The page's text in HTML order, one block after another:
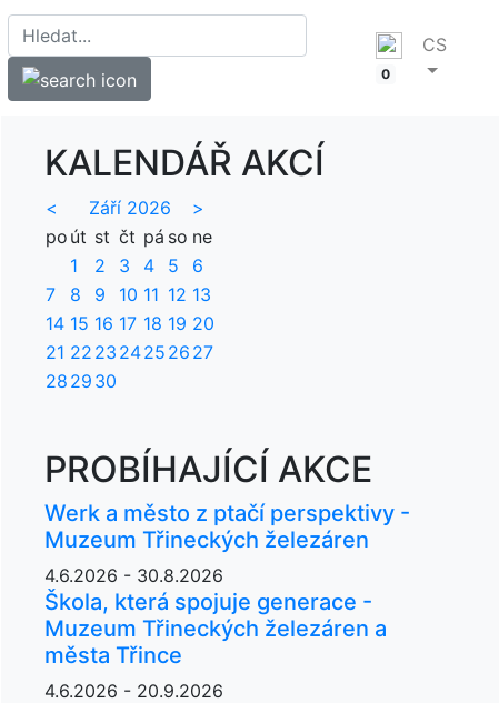
0
CS
KALENDÁŘ AKCÍ
< Září 2026
>
po út st čt pá so ne
1
2 3 4 5
6
7
8 9 10 11 12 13
14 15 16 17 18 19 20
21 22 23 2425 26 27
28 29 30
PROBÍHAJÍCÍ AKCE
Werk a město z ptačí perspektivy -
Muzeum Třineckých železáren
4.6.2026 - 30.8.2026
Škola, která spojuje generace -
Muzeum Třineckých železáren a
města Třince
4.6.2026 - 20.9.2026